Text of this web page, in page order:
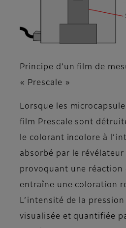
Principe d’un film de
« Prescale »
Lorsque les
film Prescale sont
le colorant incolore à
absorbé par le révélateur
provoquant une réaction
entraîne une coloration
L’intensité de la
visualisée et quantifiée